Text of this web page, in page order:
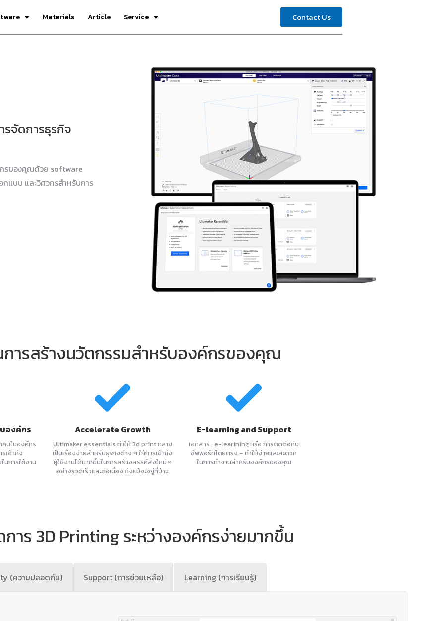
Materials Article Service Contact Us
จัดการธุรกิจ
รของคุณด้วย software
แบบ และวิศวกรสำหรับการ
การสร้างนวัตกรรมสำหรับองค์กรของคุณ
องค์กร
คนในองค์กร
เข้าถึง
นการใช้งาน
Accelerate Growth
Ultimaker essentials ทำให้ 3d print กลาย
เป็นเรื่องง่ายสำหรับธุรกิจต่าง ๆ ให้การเข้าถึง
ผู้ใช้งานได้มากขึ้นในการสร้างสรรค์สิ่งใหม่ ๆ
อย่างรวดเร็วและต่อเนื่อง ถึงแม้จะอยู่ที่บ้าน
E-learning and Support
เอกสาร , e-learining หรือ การติดต่อกับ
ซัพพอร์ทโดยตรง – ทำให้ง่ายและสะดวก
ในการทำงานสำหรับองค์กรของคุณ
การ 3D Printing ระหว่างองค์กรง่ายมากขึ้น
(ความปลอดภัย) Support (การช่วยเหลือ) Learning (การเรียนรู้)